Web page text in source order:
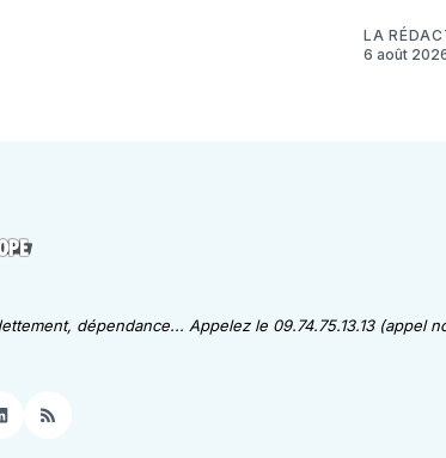
LA
6 août
dépendance... Appelez le 09.74.75.13.13 (appel
RSS